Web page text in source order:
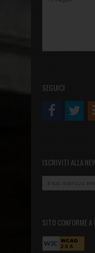
SEGUICI
ISCRIVITI ALLA
SITO CONFORME